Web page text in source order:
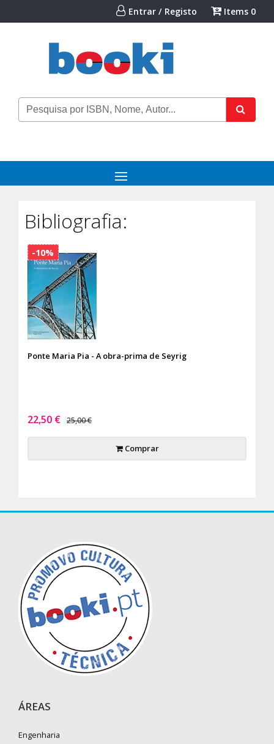
Entrar / Registo Items 0
Bibliografia:
Ponte Maria Pia - A obra-prima de Seyrig
22,50 € 25,00 €
Comprar
-10%
ÁREAS
Engenharia